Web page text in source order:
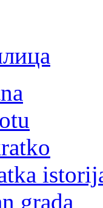
grada